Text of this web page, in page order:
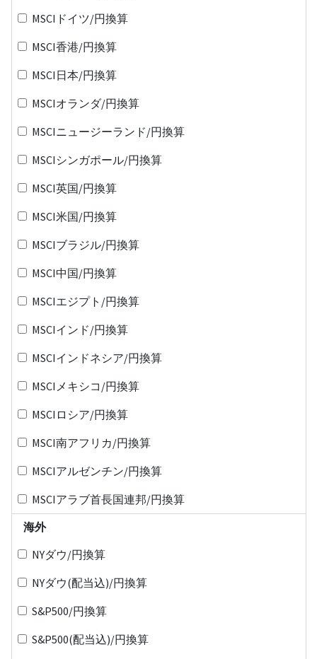
MSCIドイツ/円換算
MSCI香港/円換算
MSCI日本/円換算
MSCIオランダ/円換算
MSCIニュージーランド/円換算
MSCIシンガポール/円換算
MSCI英国/円換算
MSCI米国/円換算
MSCIブラジル/円換算
MSCI中国/円換算
MSCIエジプト/円換算
MSCIインド/円換算
MSCIインドネシア/円換算
MSCIメキシコ/円換算
MSCIロシア/円換算
MSCI南アフリカ/円換算
MSCIアルゼンチン/円換算
MSCIアラブ首長国連邦/円換算
海外
NYダウ/円換算
NYダウ(配当込)/円換算
S&P500/円換算
S&P500(配当込)/円換算